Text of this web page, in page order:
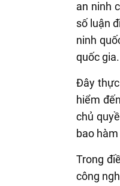
an ninh
số luận
ninh
quốc gia.
Đây
hiểm
chủ
bao
Trong
công